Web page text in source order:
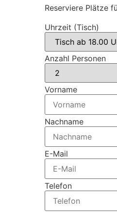
Reserviere Plätze
Uhrzeit (Tisch)
Anzahl Personen
Vorname
Nachname
E-Mail
Telefon